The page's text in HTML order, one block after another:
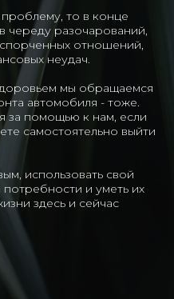
то в конце
череду разочарований,
отношений,
неудач.
мы обращаемся
автомобиля - тоже.
за помощью к нам, если
самостоятельно выйти
использовать свой
потребности и уметь их
здесь и сейчас